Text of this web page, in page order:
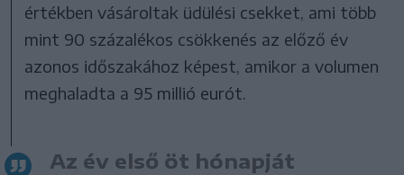
értékben vásároltak üdülési csekket, ami több
mint 90 százalékos csökkenés az előző év
azonos időszakához képest, amikor a volumen
meghaladta a 95 millió eurót.
Az év első öt hónapját